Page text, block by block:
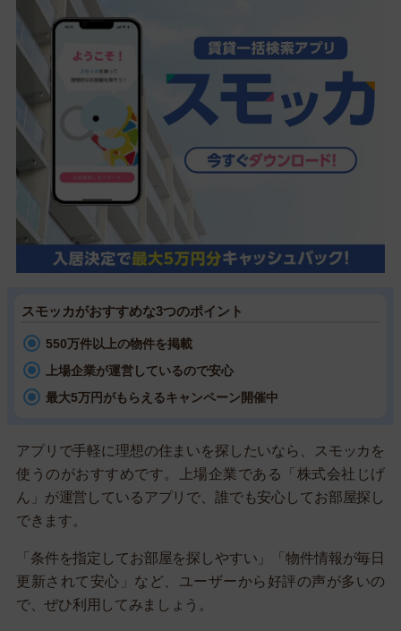
スモッカがおすすめな3つのポイント
550万件以上の物件を掲載
上場企業が運営しているので安心
最大5万円がもらえるキャンペーン開催中
アプリで手軽に理想の住まいを探したいなら、スモッカを
使うのがおすすめです。上場企業である「株式会社じげ
ん」が運営しているアプリで、誰でも安心してお部屋探し
できます。
「条件を指定してお部屋を探しやすい」「物件情報が毎日
更新されて安心」など、ユーザーから好評の声が多いの
で、ぜひ利用してみましょう。